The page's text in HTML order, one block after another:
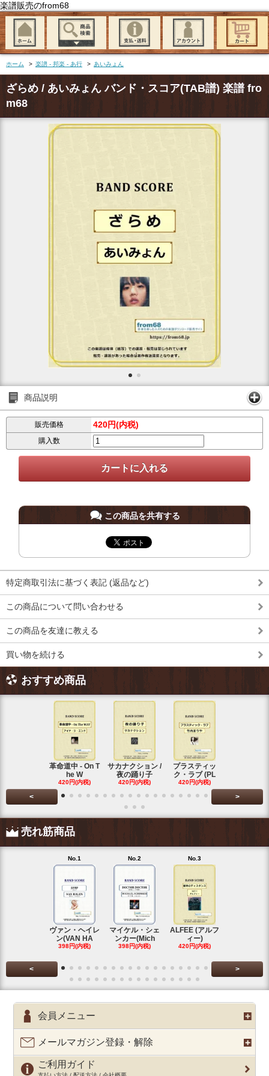
楽譜販売のfrom68
ホーム > 楽譜 - 邦楽 - あ行 > あいみょん
ざらめ / あいみょん バンド・スコア(TAB譜) 楽譜 fro
m68
商品説明
販売価格 420円(内税)
購入数
この商品を共有する
特定商取引法に基づく表記 (返品など)
この商品について問い合わせる
この商品を友達に教える
買い物を続ける
おすすめ商品
革命道中 - On T
he W
420円(内税)
サカナクション /
夜の踊り子
420円(内税)
プラスティッ
ク・ラブ (PL
420円(内税)
< >
売れ筋商品
No.1
ヴァン・ヘイレ
ン(VAN HA
398円(内税)
No.2
マイケル・シェ
ンカー(Mich
398円(内税)
No.3
ALFEE (アルフ
ィー)
420円(内税)
< >
会員メニュー
メールマガジン登録・解除
ご利用ガイド